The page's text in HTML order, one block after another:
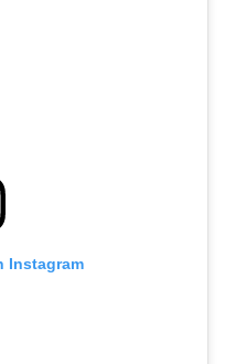
Instagram